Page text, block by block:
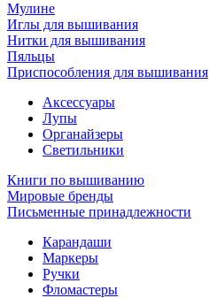
Мулине
Иглы для вышивания
Нитки для вышивания
Пяльцы
Приспособления для вышивания
Аксессуары
Лупы
Органайзеры
Светильники
Книги по вышиванию
Мировые бренды
Письменные принадлежности
Карандаши
Маркеры
Ручки
Фломастеры